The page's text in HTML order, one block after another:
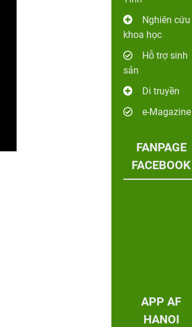
Nghiên cứu
khoa học
Hỗ trợ sinh
sản
Di truyền
e-Magazine
FANPAGE
FACEBOOK
APP AF
HANOI